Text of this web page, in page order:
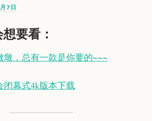
7日
要看：
墩，总有一款是你要的~~~
闭幕式4k版本下载